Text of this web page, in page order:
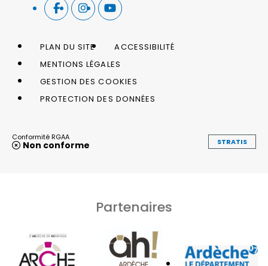
PLAN DU SITE
ACCESSIBILITÉ
MENTIONS LÉGALES
GESTION DES COOKIES
PROTECTION DES DONNÉES
Conformité RGAA
Non conforme STRATIS
Partenaires